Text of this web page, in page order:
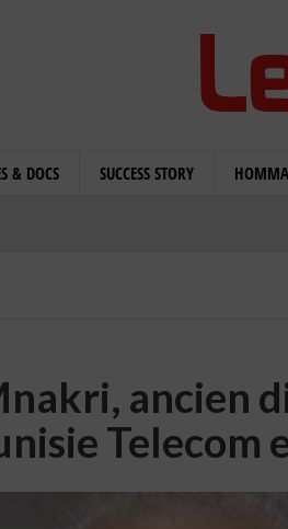
& DOCS SUCCESS STORY
ancien
Telecom